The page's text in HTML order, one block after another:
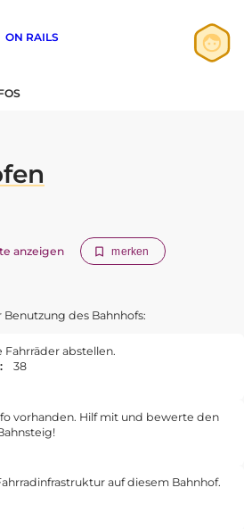
ON RAILS
anzeigen merken
des Bahnhofs:
Fahrräder abstellen.
38
vorhanden. Hilf mit und bewerte den
auf diesem Bahnhof.